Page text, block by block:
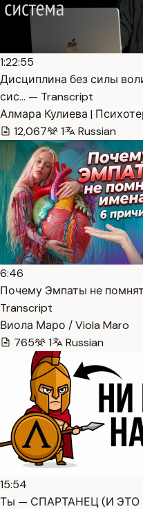
1:22:55
Дисциплина без силы
сис… — Transcript
Алмара Кулиева |
12,067
1 Russian
6:46
Почему Эмпаты не
Transcript
Виола Маро / Viola Maro
765
1 Russian
15:54
Ты — СПАРТАНЕЦ (И